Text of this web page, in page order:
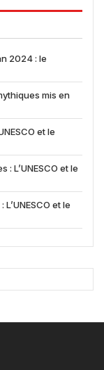
2024 : le
mis en
et le
L’UNESCO et le
et le